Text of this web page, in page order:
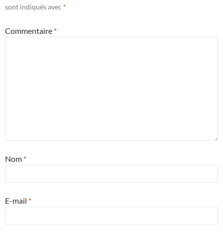
sont indiqués avec *
Commentaire *
Nom *
E-mail *